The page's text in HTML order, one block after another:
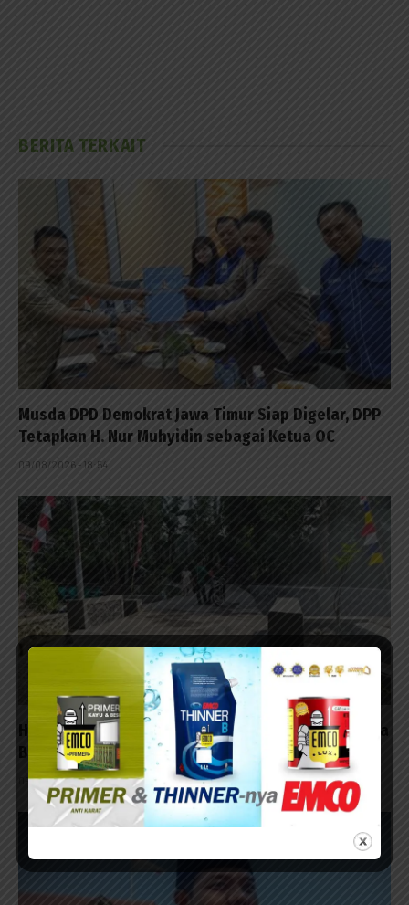
BERITA TERKAIT
Musda DPD Demokrat Jawa Timur Siap Digelar, DPP
Tetapkan H. Nur Muhyidin sebagai Ketua OC
09/08/2026 - 18:54
Hasil Karya TMMD, Bikin Bangku Beton untuk Warga
Bersantai
09/08/2026 - 15:30